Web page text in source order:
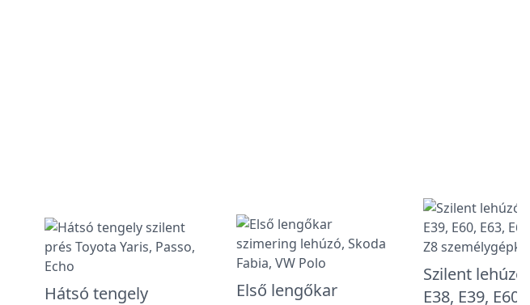
Hátsó tengely
Első lengőkar
Szilent
E38, E39, E60,